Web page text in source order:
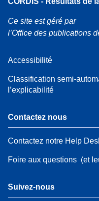
Ce site est géré par
l’Office des publications
Accessibilité
Classification semi-
l’explicabilité
Contactez nous
Contactez notre Help
Foire aux questions (et
Suivez-nous